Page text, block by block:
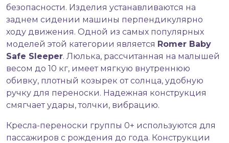
безопасности. Изделия устанавливаются на
заднем сидении машины перпендикулярно
ходу движения. Одной из самых популярных
моделей этой категории является Romer Baby
Safe Sleeper. Люлька, рассчитанная на малышей
весом до 10 кг, имеет мягкую внутреннюю
обивку, плотный козырек от солнца, удобную
ручку для переноски. Надежная конструкция
смягчает удары, толчки, вибрацию.
Кресла-переноски группы 0+ используются для
пассажиров с рождения до года. Конструкции